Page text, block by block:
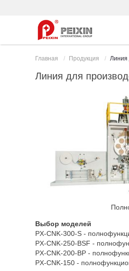
Главная Продукция Линия
Линия для
Выбор моделей
PX-CNK-300-S -
PX-CNK-250-BSF -
PX-CNK-200-BP -
PX-CNK-150 -